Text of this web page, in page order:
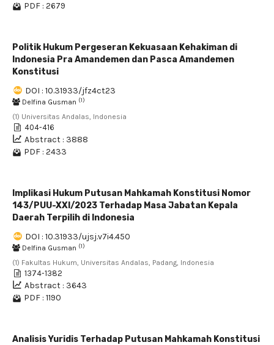
PDF : 2679
Politik Hukum Pergeseran Kekuasaan Kehakiman di
Indonesia Pra Amandemen dan Pasca Amandemen
Konstitusi
DOI : 10.31933/jfz4ct23
Delfina Gusman (1)
(1) Universitas Andalas, Indonesia
404-416
Abstract : 3888
PDF : 2433
Implikasi Hukum Putusan Mahkamah Konstitusi Nomor
143/PUU-XXI/2023 Terhadap Masa Jabatan Kepala
Daerah Terpilih di Indonesia
DOI : 10.31933/ujsj.v7i4.450
Delfina Gusman (1)
(1) Fakultas Hukum, Universitas Andalas, Padang, Indonesia
1374-1382
Abstract : 3643
PDF : 1190
Analisis Yuridis Terhadap Putusan Mahkamah Konstitusi